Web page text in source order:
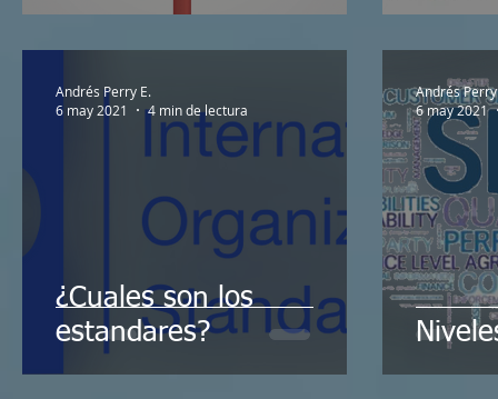
¿Cuales son los
estandares?
Andrés Perry E.
6 may 2021
4 min de lectura
Andrés Perry
6 may 2021